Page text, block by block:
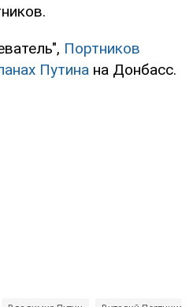
Портников
Путина на Донбасс.